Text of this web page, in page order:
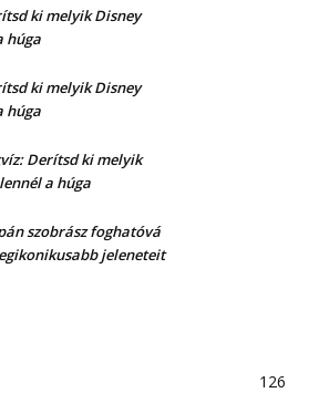
ki melyik Disney
húga
ki melyik Disney
húga
Derítsd ki melyik
a húga
szobrász foghatóvá
jeleneteit
126